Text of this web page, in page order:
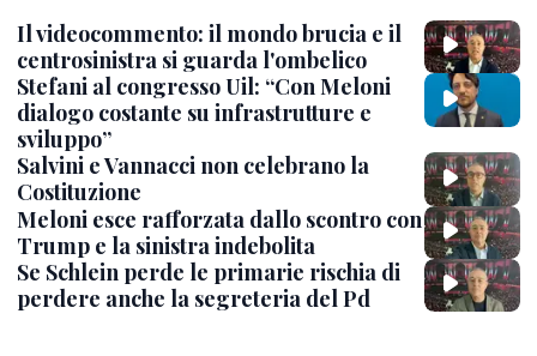
Il videocommento: il mondo brucia e il
centrosinistra si guarda l'ombelico
Stefani al congresso Uil: “Con Meloni
dialogo costante su infrastrutture e
sviluppo”
Salvini e Vannacci non celebrano la
Costituzione
Meloni esce rafforzata dallo scontro con
Trump e la sinistra indebolita
Se Schlein perde le primarie rischia di
perdere anche la segreteria del Pd